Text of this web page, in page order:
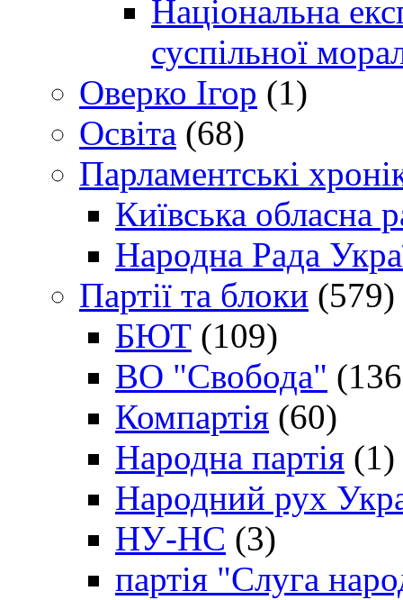
Національна
суспільної
Оверко Ігор (1)
Освіта (68)
Парламентські
Київська обласна
Народна Рада
Партії та блоки (579)
БЮТ (109)
ВО "Свобода"
Компартія (60)
Народна партія (1)
Народний рух
НУ-НС (3)
партія "Слуга